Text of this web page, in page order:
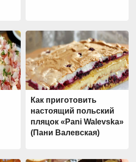
Как приготовить
настоящий польский
пляцок «Pani Walevska»
(Пани Валевская)